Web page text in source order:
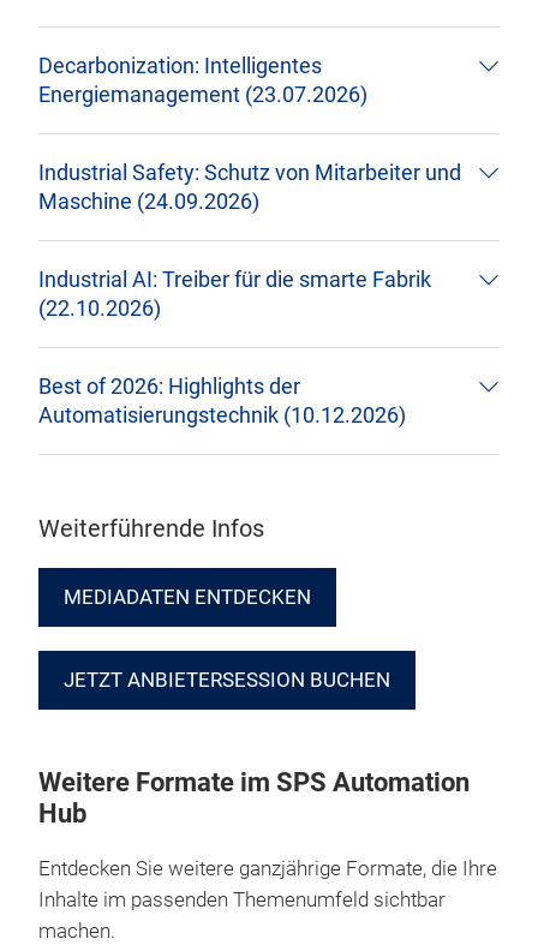
Decarbonization: Intelligentes
Energiemanagement (23.07.2026)
Industrial Safety: Schutz von Mitarbeiter und
Maschine (24.09.2026)
Industrial AI: Treiber für die smarte Fabrik
(22.10.2026)
Best of 2026: Highlights der
Automatisierungstechnik (10.12.2026)
Weiterführende Infos
MEDIADATEN ENTDECKEN
JETZT ANBIETERSESSION BUCHEN
Weitere Formate im SPS Automation
Hub
Entdecken Sie weitere ganzjährige Formate, die Ihre
Inhalte im passenden Themenumfeld sichtbar
machen.